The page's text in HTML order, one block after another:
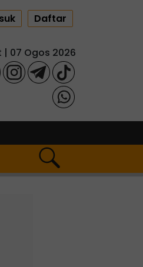
Daftar
07 Ogos 2026